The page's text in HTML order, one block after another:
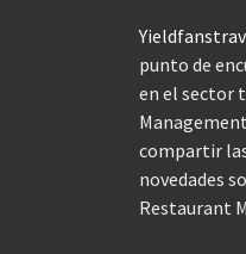
punto de
en el sector
compartir
novedades
Restaurant